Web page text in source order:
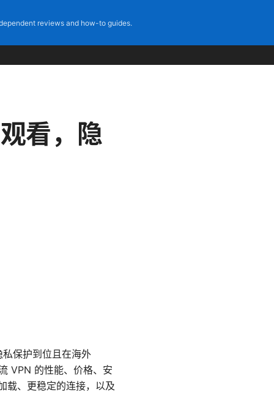
reviews and how-to guides.
看，隐
保护到位且在海外
VPN 的性能、价格、安
载、更稳定的连接，以及